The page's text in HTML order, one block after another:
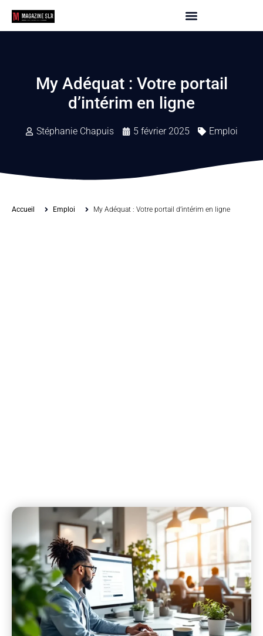
My Adéquat : Votre portail
d’intérim en ligne
Stéphanie Chapuis 5 février 2025 Emploi
Accueil Emploi My Adéquat : Votre portail d’intérim en ligne